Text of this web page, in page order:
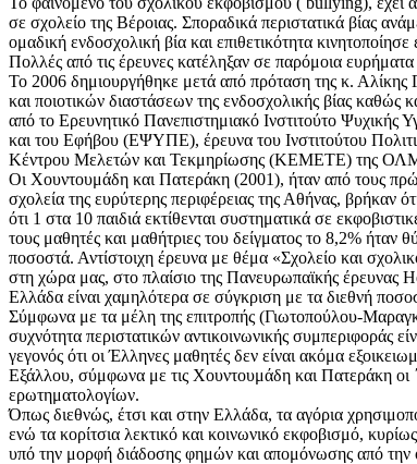
σε σχολείο της Βέροιας. Σποραδικά περιστατικά βίας
ομαδική ενδοσχολική βία και επιθετικότητα
Πολλές από τις έρευνες κατέληξαν σε παρόμοια
Το 2006 δημιουργήθηκε μετά από πρόταση της κ.
και ποιοτικών διαστάσεων της ενδοσχολικής βίας
από το Ερευνητικό Πανεπιστημιακό Ινστιτούτο
και του Εφήβου (ΕΨΥΠΕ), έρευνα του Ινστιτούτου
Κέντρου Μελετών και Τεκμηρίωσης (ΚΕΜΕΤΕ) της
Οι Χουντουμάδη και Πατεράκη (2001), ήταν από τους
σχολεία της ευρύτερης περιφέρειας της Αθήνας,
ότι 1 στα 10 παιδιά εκτίθενται συστηματικά σε
τους μαθητές και μαθήτριες του δείγματος το 8,2% ήταν
ποσοστά. Αντίστοιχη έρευνα με θέμα «Σχολείο και
στη χώρα μας, στο πλαίσιο της Πανευρωπαϊκής έρευνας
Ελλάδα είναι χαμηλότερα σε σύγκριση με τα διεθνή
Σύμφωνα με τα μέλη της επιτροπής (Γιωτοπούλου-
συχνότητα περιστατικών αντικοινωνικής συμπεριφοράς
γεγονός ότι οι Έλληνες μαθητές δεν είναι ακόμα
Εξάλλου, σύμφωνα με τις Χουντουμάδη και Πατεράκη οι
ερωτηματολογίων.
Όπως διεθνώς, έτσι και στην Ελλάδα, τα αγόρια
ενώ τα κορίτσια λεκτικό και κοινωνικό εκφοβισμό, κυρίως
υπό την μορφή διάδοσης φημών και απομόνωσης από την